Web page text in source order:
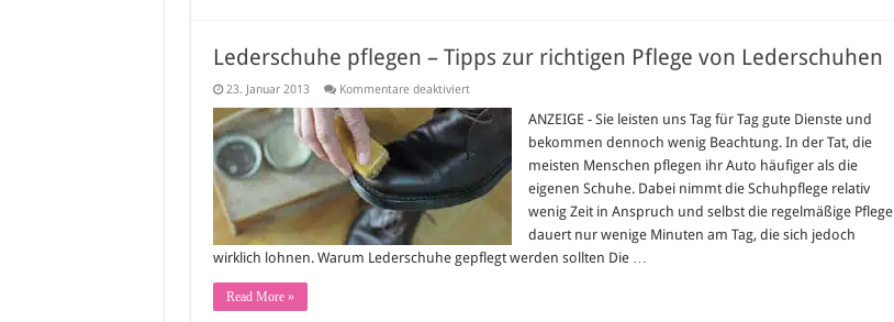
Lederschuhe pflegen – Tipps zur richtigen Pflege von Lederschuhen
23. Januar 2013 Kommentare deaktiviertfür
pflegen
–
zur
richtigen
Pflege
von
Lederschuhen
ANZEIGE - Sie leisten uns Tag für Tag gute Dienste und
bekommen dennoch wenig Beachtung. In der Tat, die
meisten Menschen pflegen ihr Auto häufiger als die
eigenen Schuhe. Dabei nimmt die Schuhpflege relativ
wenig Zeit in Anspruch und selbst die regelmäßige Pflege
dauert nur wenige Minuten am Tag, die sich jedoch
wirklich lohnen. Warum Lederschuhe gepflegt werden sollten Die …
Read More »